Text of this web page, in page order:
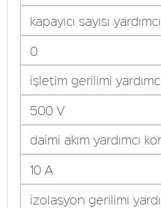
kapayıcı sayısı
0
işletim gerilimi
500 V
daimi akım yardımcı
10 A
izolasyon gerilimi